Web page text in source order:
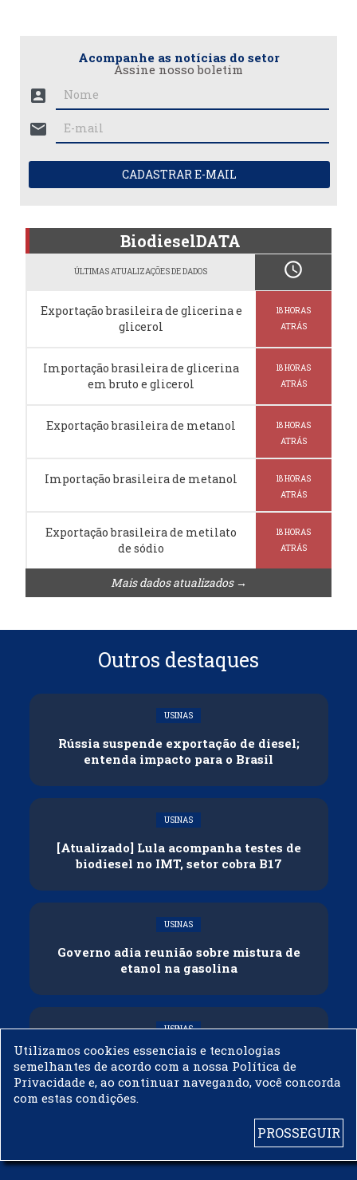
Acompanhe as notícias do setor
Assine nosso boletim
account_box
mail
CADASTRAR E-MAIL
BiodieselDATA
ÚLTIMAS ATUALIZAÇÕES DE DADOS schedule
Exportação brasileira de glicerina e
glicerol
18 HORAS
ATRÁS
Importação brasileira de glicerina
em bruto e glicerol
18 HORAS
ATRÁS
Exportação brasileira de metanol
18 HORAS
ATRÁS
Importação brasileira de metanol
18 HORAS
ATRÁS
Exportação brasileira de metilato
de sódio
18 HORAS
ATRÁS
Mais dados atualizados →
Outros destaques
USINAS
Rússia suspende exportação de diesel;
entenda impacto para o Brasil
USINAS
[Atualizado] Lula acompanha testes de
biodiesel no IMT, setor cobra B17
USINAS
Governo adia reunião sobre mistura de
etanol na gasolina
USINAS
CNPE veda importação de biodiesel
Utilizamos cookies essenciais e tecnologias
semelhantes de acordo com a nossa Política de
Privacidade e, ao continuar navegando, você concorda
com estas condições.
PROSSEGUIR